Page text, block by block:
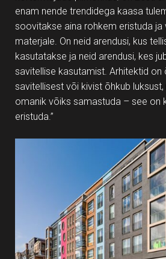
enam nende trendidega kaasa
soovitakse aina rohkem eristuda ja
materjale. On neid arendusi, kus
kasutatakse ja neid arendusi, kes
savitellise kasutamist. Arhitektid on
savitellisest või kivist õhkub
omanik võiks samastuda – see on
eristuda.”